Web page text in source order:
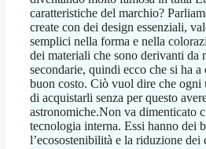
caratteristiche del marchio?
create con dei design essenziali,
semplici nella forma e nella
dei materiali che sono derivanti da
secondarie, quindi ecco che si ha
buon costo. Ciò vuol dire che ogni
di acquistarli senza per questo
astronomiche.Non va dimenticato
tecnologia interna. Essi hanno dei
l’ecosostenibilità e la riduzione dei